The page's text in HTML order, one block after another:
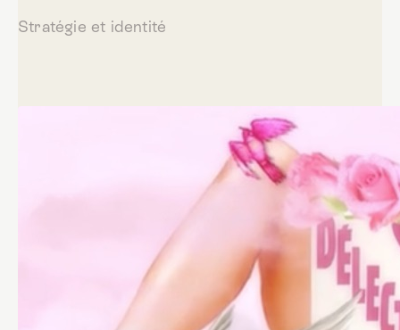
Stratégie et identité